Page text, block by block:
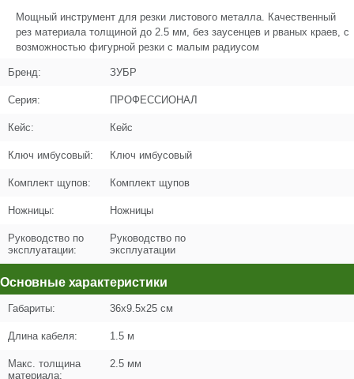
Поз. в схеме 4
Название
Штифт
Кол-во в корзину
Поз. в схеме
Название
Подшипник шариковый 609 (24х9х7)
Uragan
U009-609-RS0
Кол-во по схеме
Кол-во в корзину
Мощный инструмент для резки листового металла. Качественный
рез материала толщиной до 2.5 мм, без заусенцев и рваных краев, с
возможностью фигурной резки с малым радиусом
Бренд: ЗУБР
Серия: ПРОФЕССИОНАЛ
Кейс: Кейс
Ключ имбусовый: Ключ имбусовый
Комплект щупов: Комплект щупов
Ножницы: Ножницы
Руководство по
эксплуатации:
Руководство по
эксплуатации
Основные характеристики
Габариты: 36x9.5x25 см
Длина кабеля: 1.5 м
Макс. толщина
материала:
2.5 мм